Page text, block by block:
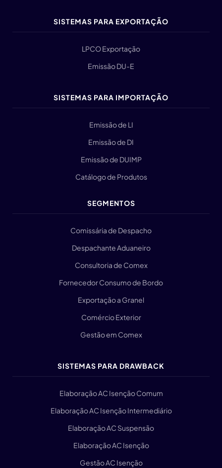
SISTEMAS PARA EXPORTAÇÃO
LPCO Exportação
Emissão DU-E
SISTEMAS PARA IMPORTAÇÃO
Emissão de LI
Emissão de DI
Emissão de DUIMP
Catálogo de Produtos
SEGMENTOS
Comissária de Despacho
Despachante Aduaneiro
Consultoria de Comex
Fornecedor Consumo de Bordo
Exportação a Granel
Comércio Exterior
Gestão em Comex
SISTEMAS PARA DRAWBACK
Elaboração AC Isenção Comum
Elaboração AC Isenção Intermediário
Elaboração AC Suspensão
Elaboração AC Isenção
Gestão AC Isenção